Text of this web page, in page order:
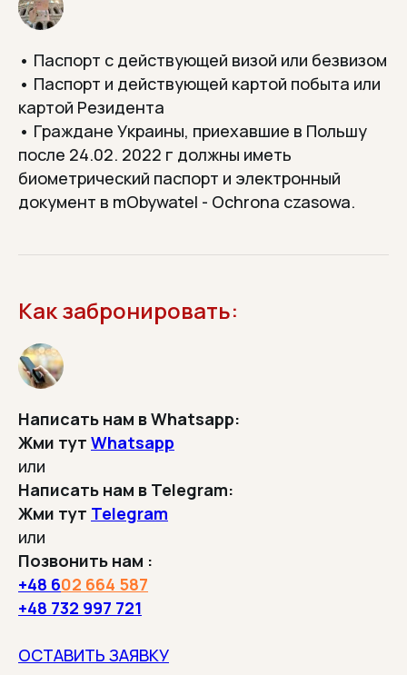
• Паспорт с действующей визой или безвизом
• Паспорт и действующей картой побыта или
картой Резидента
• Гражданe Украины, приехавшие в Польшу
после 24.02. 2022 г должны иметь
биометрический паспорт и электронный
документ в mObywatel - Ochrona czasowa.
Как забронировать:
Написать нам в Whatsapp:
Жми тут Whatsapp
или
Написать нам в Telegram:
Жми тут Telegram
или
Позвонить нам :
+48 602 664 587
+48 732 997 721
ОСТАВИТЬ ЗАЯВКУ
У нас часто ездят без пары —
МИНИ-ОТПУСК—
ПЕРЕЗАГРУЗКА
Отдохните телом и душой
НА СВЯЗИ ДО, ВО ВРЕМЯ
И ПОСЛЕ ПОЕЗДКИ
Отвечаем в WhatsApp,
Telegram и по телефону
ТРАНСФЕРЫ
В наших Испанских турах
включены услуги трансфера